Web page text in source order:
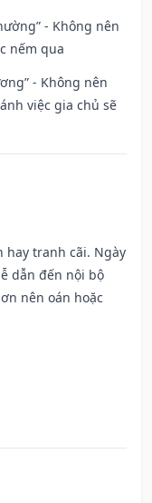
- Không nên
nếm qua
- Không nên
việc gia chủ sẽ
hay tranh cãi. Ngày
dẫn đến nội bộ
nên oán hoặc